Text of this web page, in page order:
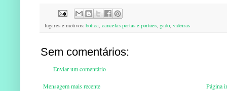
lugares e motivos: botica, cancelas portas e portões, gado, videiras
Sem comentários:
Enviar um comentário
Mensagem mais recente
Página